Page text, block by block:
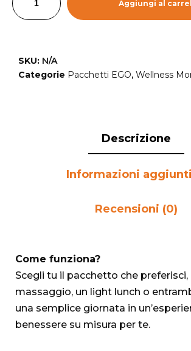
Aggiungi al
SKU: N/A
Categorie Pacchetti EGO, Wellness
Descrizione
Informazioni
Recensioni (0)
Come funziona?
Scegli tu il pacchetto che preferisci,
massaggio, un light lunch o
una semplice giornata in
benessere su misura per te.